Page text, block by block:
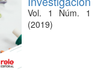
Vol. 1 Núm. 1
(2019)